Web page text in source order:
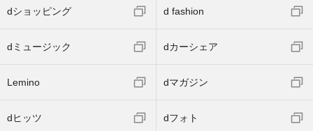
dショッピング d fashion
dミュージック dカーシェア
Lemino dマガジン
dヒッツ dフォト